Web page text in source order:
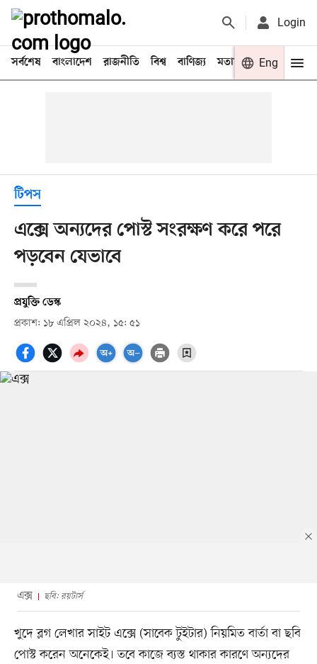
Login
সর্বশেষ বাংলাদেশ রাজনীতি বিশ্ব বাণিজ্য মতামত খেলা
Eng
টিপস
এক্সে অন্যদের পোস্ট সংরক্ষণ করে পরে
পড়বেন যেভাবে
প্রযুক্তি ডেস্ক
প্রকাশ: ১৮ এপ্রিল ২০২৪, ১৫: ৫১
এক্স ছবি: রয়টার্স
খুদে ব্লগ লেখার সাইট এক্সে (সাবেক টুইটার) নিয়মিত বার্তা বা ছবি
পোস্ট করেন অনেকেই। তবে কাজে ব্যস্ত থাকার কারণে অন্যদের